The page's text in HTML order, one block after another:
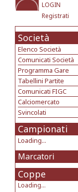
LOGIN
Registrati
Società
Elenco Società
Comunicati Società
Programma Gare
Tabellini Partite
Comunicati FIGC
Calciomercato
Svincolati
Campionati
Loading...
Marcatori
Coppe
Loading...